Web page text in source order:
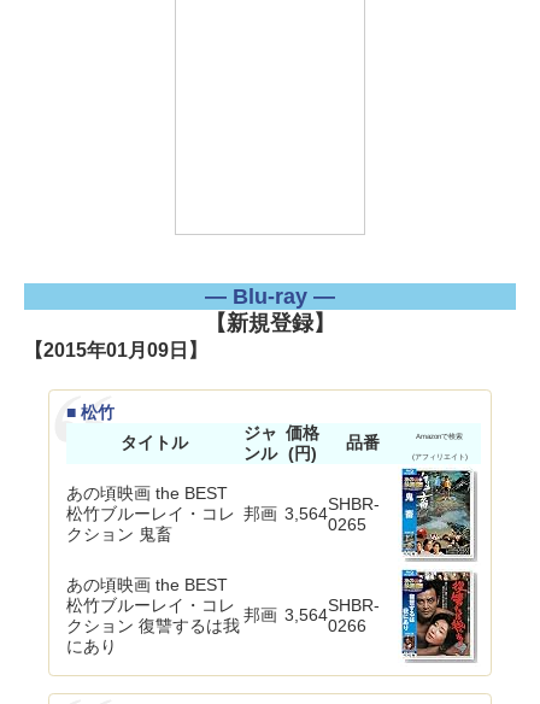
― Blu-ray ―
【新規登録】
【2015年01月09日】
■ 松竹
タイトル
ジャ
ンル
価格
(円)
品番 Amazonで検索
(アフィリエイト)
あの頃映画 the BEST
松竹ブルーレイ・コレ
クション 鬼畜
邦画 3,564SHBR-
0265
あの頃映画 the BEST
松竹ブルーレイ・コレ
クション 復讐するは我
にあり
邦画 3,564SHBR-
0266